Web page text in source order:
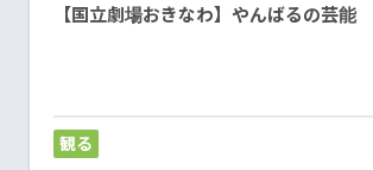
【国立劇場おきなわ】やんばるの芸能
観る